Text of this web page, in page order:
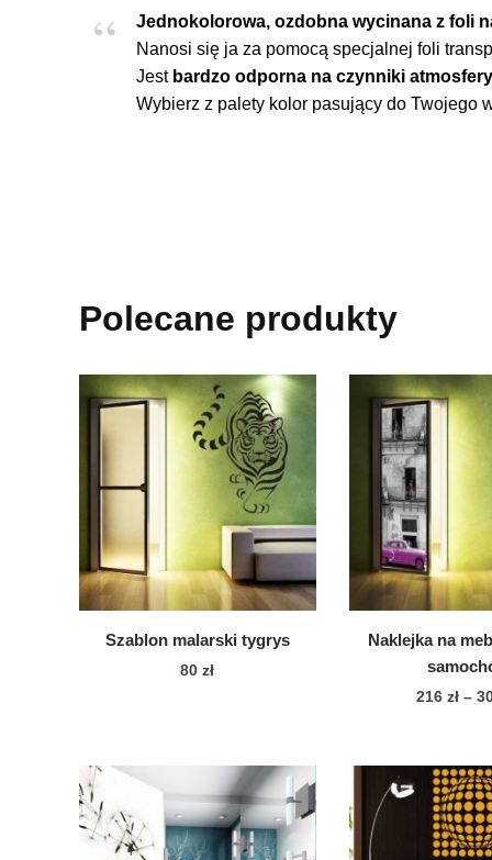
Jednokolorowa, ozdobna wycinana z foli
Nanosi się ja za pomocą specjalnej foli
Jestbardzo odporna na czynniki
Wybierz z palety kolor pasujący do Twojego
Polecane produkty
Szablon malarski tygrys
80zł
Naklejka na
216 zł –
ma